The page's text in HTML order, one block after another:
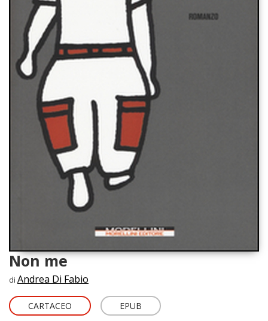
Non me
di Andrea Di Fabio
CARTACEO EPUB